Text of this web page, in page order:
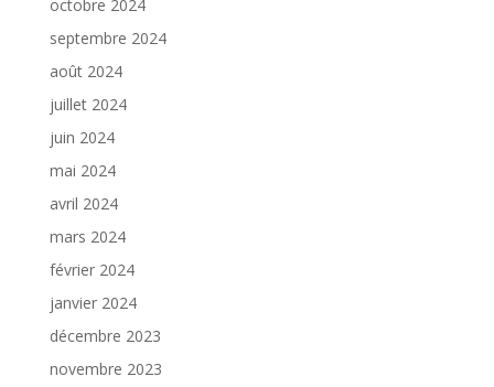
octobre 2024
septembre 2024
août 2024
juillet 2024
juin 2024
mai 2024
avril 2024
mars 2024
février 2024
janvier 2024
décembre 2023
novembre 2023